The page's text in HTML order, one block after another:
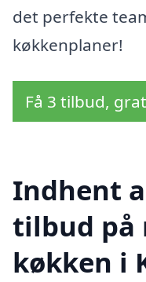
det perfekte
køkkenplaner!
Få 3 tilbud,
Indhent
tilbud på
køkken i